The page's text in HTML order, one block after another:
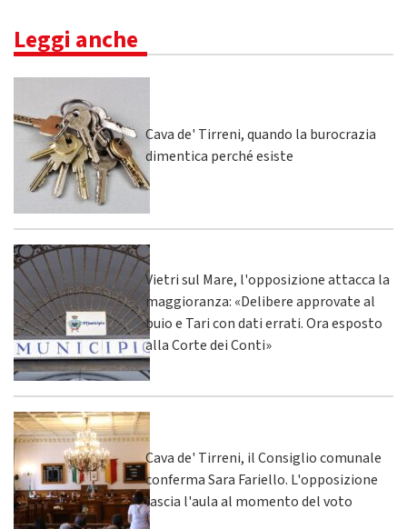
Leggi anche
Cava de' Tirreni, quando la burocrazia
dimentica perché esiste
Vietri sul Mare, l'opposizione attacca la
maggioranza: «Delibere approvate al
buio e Tari con dati errati. Ora esposto
alla Corte dei Conti»
Cava de' Tirreni, il Consiglio comunale
conferma Sara Fariello. L'opposizione
lascia l'aula al momento del voto